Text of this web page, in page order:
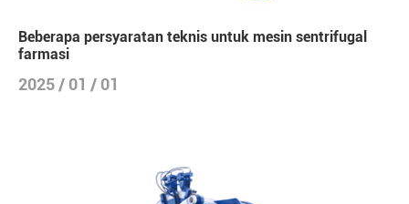
Beberapa persyaratan teknis untuk mesin sentrifugal
farmasi
2025 / 01 / 01